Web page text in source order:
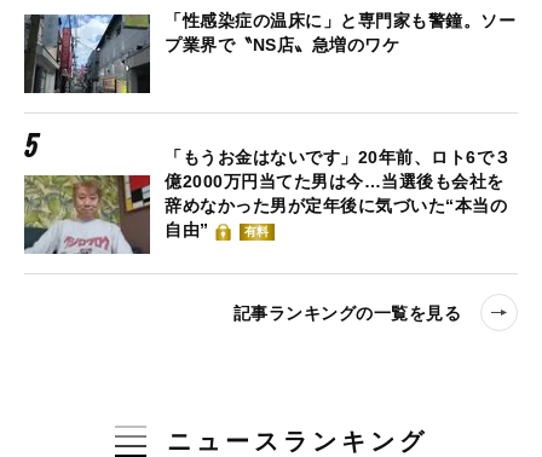
「性感染症の温床に」と専門家も警鐘。ソー
プ業界で〝NS店〟急増のワケ
「もうお金はないです」20年前、ロト6で３
億2000万円当てた男は今…当選後も会社を
辞めなかった男が定年後に気づいた“本当の
自由”
有料
記事ランキングの一覧を見る
ニュースランキング